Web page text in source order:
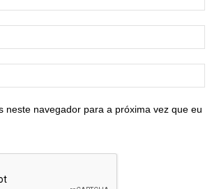
neste navegador para a próxima vez que eu